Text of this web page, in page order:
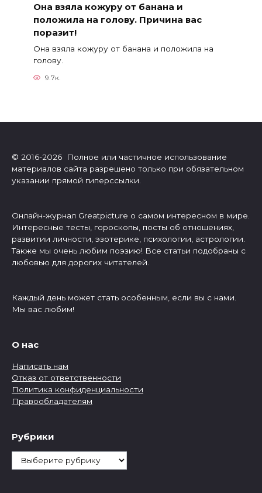
Она взяла кожуру от банана и
положила на голову. Причина вас
поразит!
Она взяла кожуру от банана и положила на
голову.
9.7к.
© 2016-2026 Полное или частичное использование
материалов сайта разрешено только при обязательном
указании прямой гиперссылки.
Онлайн-журнал Greatpicture о самом интересном в мире.
Интересные тесты, гороскопы, посты об отношениях,
развитии личности, эзотерике, психологии, астрологии.
Также мы очень любим поэзию! Все статьи подобраны с
любовью для дорогих читателей.
Каждый день может стать особенным, если вы с нами.
Мы вас любим!
О нас
Написать нам
Отказ от ответственности
Политика конфиденциальности
Правообладателям
Рубрики
Рубрики